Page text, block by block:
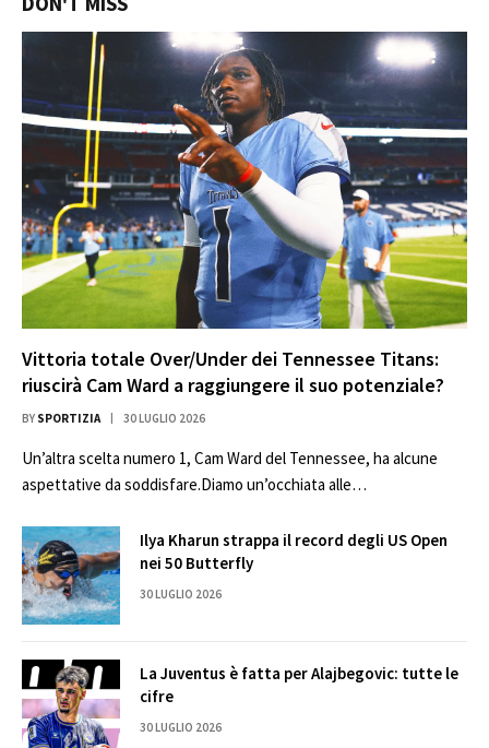
Vittoria totale Over/Under dei Tennessee Titans:
riuscirà Cam Ward a raggiungere il suo potenziale?
BY SPORTIZIA 30 LUGLIO 2026
Un’altra scelta numero 1, Cam Ward del Tennessee, ha alcune
aspettative da soddisfare.Diamo un’occhiata alle…
Ilya Kharun strappa il record degli US Open
nei 50 Butterfly
30 LUGLIO 2026
La Juventus è fatta per Alajbegovic: tutte le
cifre
30 LUGLIO 2026